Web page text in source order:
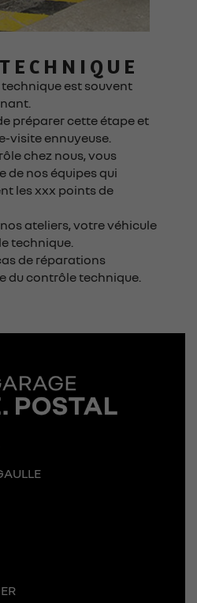
est souvent
préparer cette étape et
visite ennuyeuse.
chez nous, vous
de nos équipes qui
les xxx points de
ateliers, votre véhicule
technique.
de réparations
du contrôle technique.